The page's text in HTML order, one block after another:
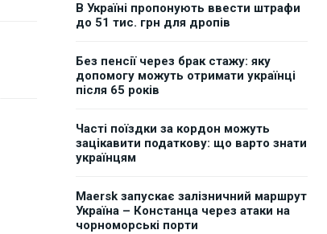
В Україні пропонують ввести штрафи
до 51 тис. грн для дропів
Без пенсії через брак стажу: яку
допомогу можуть отримати українці
після 65 років
Часті поїздки за кордон можуть
зацікавити податкову: що варто знати
українцям
Maersk запускає залізничний маршрут
Україна – Констанца через атаки на
чорноморські порти